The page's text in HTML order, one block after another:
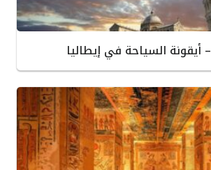
– أيقونة السياحة في إيطاليا